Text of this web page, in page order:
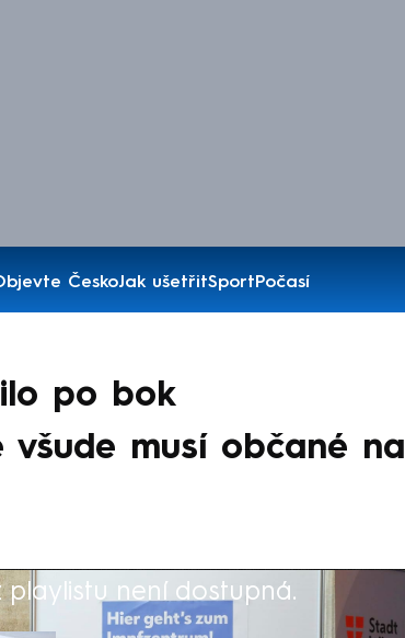
ČeskoJak ušetřitSportPočasí
po bok
všude musí občané na
není dostupná.